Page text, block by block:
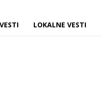
LOKALNE VESTI